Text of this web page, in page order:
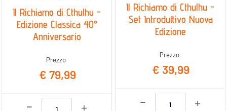
Il Richiamo di Cthulhu -
Edizione Classica 40°
Anniversario
Prezzo
€ 79,99
Il Richiamo di Cthulhu -
Set Introduttivo Nuova
Edizione
Prezzo
€ 39,99